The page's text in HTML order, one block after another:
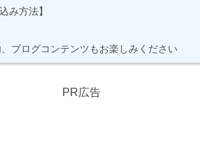
み方法】
ブログコンテンツもお楽しみください
PR広告